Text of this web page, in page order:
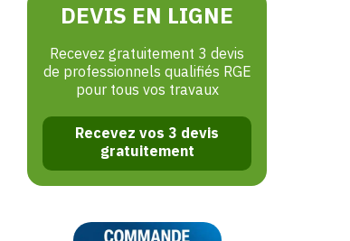
DEVIS EN LIGNE
Recevez gratuitement 3 devis
de professionnels qualifiés RGE
pour tous vos travaux
Recevez vos 3 devis
gratuitement